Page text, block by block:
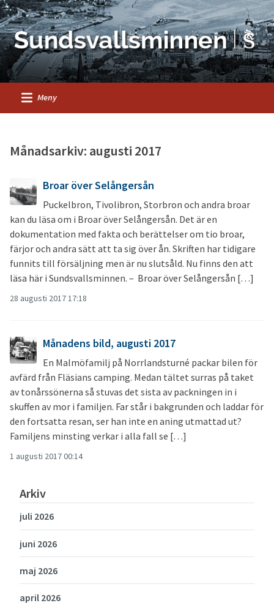
Meny
Månadsarkiv: augusti 2017
Broar över Selångersån
Puckelbron, Tivolibron, Storbron och andra broar
kan du läsa om i Broar över Selångersån. Det är en
dokumentation med fakta och berättelser om tio broar,
färjor och andra sätt att ta sig över ån. Skriften har tidigare
funnits till försäljning men är nu slutsåld. Nu finns den att
läsa här i Sundsvallsminnen. – Broar över Selångersån […]
28 augusti 2017 17:18
Månadens bild, augusti 2017
En Malmöfamilj på Norrlandsturné packar bilen för
avfärd från Fläsians camping. Medan tältet surras på taket
av tonårssönerna så stuvas det sista av packningen in i
skuffen av mor i familjen. Far står i bakgrunden och laddar för
den fortsatta resan, ser han inte en aning utmattad ut?
Familjens minsting verkar i alla fall se […]
1 augusti 2017 00:14
Arkiv
juli 2026
juni 2026
maj 2026
april 2026